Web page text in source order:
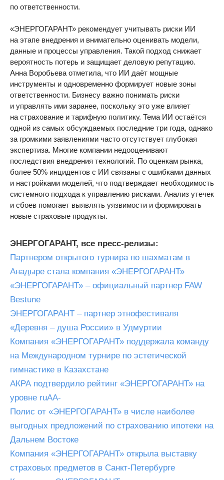
по ответственности.
«ЭНЕРГОГАРАНТ» рекомендует учитывать риски ИИ
на этапе внедрения и внимательно оценивать модели,
данные и процессы управления. Такой подход снижает
вероятность потерь и защищает деловую репутацию.
Анна Воробьева отметила, что ИИ даёт мощные
инструменты и одновременно формирует новые зоны
ответственности. Бизнесу важно понимать риски
и управлять ими заранее, поскольку это уже влияет
на страхование и тарифную политику. Тема ИИ остаётся
одной из самых обсуждаемых последние три года, однако
за громкими заявлениями часто отсутствует глубокая
экспертиза. Многие компании недооценивают
последствия внедрения технологий. По оценкам рынка,
более 50% инцидентов с ИИ связаны с ошибками данных
и настройками моделей, что подтверждает необходимость
системного подхода к управлению рисками. Анализ утечек
и сбоев помогает выявлять уязвимости и формировать
новые страховые продукты.
ЭНЕРГОГАРАНТ, все пресс-релизы:
Партнером открытого турнира по шахматам в
Анадыре стала компания «ЭНЕРГОГАРАНТ»
«ЭНЕРГОГАРАНТ» – официальный партнер FAW
Bestune
ЭНЕРГОГАРАНТ – партнер этнофестиваля
«Деревня – душа России» в Удмуртии
Компания «ЭНЕРГОГАРАНТ» поддержала команду
на Международном турнире по эстетической
гимнастике в Казахстане
АКРА подтвердило рейтинг «ЭНЕРГОГАРАНТ» на
уровне ruAA-
Полис от «ЭНЕРГОГАРАНТ» в числе наиболее
выгодных предложений по страхованию ипотеки на
Дальнем Востоке
Компания «ЭНЕРГОГАРАНТ» открыла выставку
страховых предметов в Санкт-Петербурге